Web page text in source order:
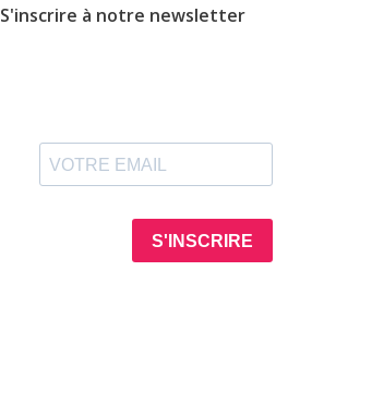
S'inscrire à notre newsletter